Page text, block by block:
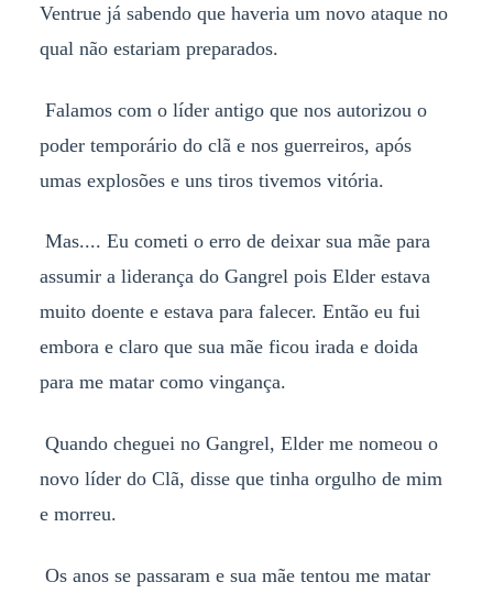
Ventrue já sabendo que haveria um novo ataque no
qual não estariam preparados.
Falamos com o líder antigo que nos autorizou o
poder temporário do clã e nos guerreiros, após
umas explosões e uns tiros tivemos vitória.
Mas.... Eu cometi o erro de deixar sua mãe para
assumir a liderança do Gangrel pois Elder estava
muito doente e estava para falecer. Então eu fui
embora e claro que sua mãe ficou irada e doida
para me matar como vingança.
Quando cheguei no Gangrel, Elder me nomeou o
novo líder do Clã, disse que tinha orgulho de mim
e morreu.
Os anos se passaram e sua mãe tentou me matar